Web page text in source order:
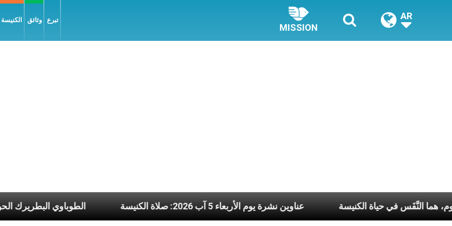
وثائق تبرع
MISSION
AR
عناوين نشرة يوم الأربعاء 5 آب 2026: صلاة الكنيسة أسبوع وكلّ يوم، هما النَّفَس في حياة الكنيسة